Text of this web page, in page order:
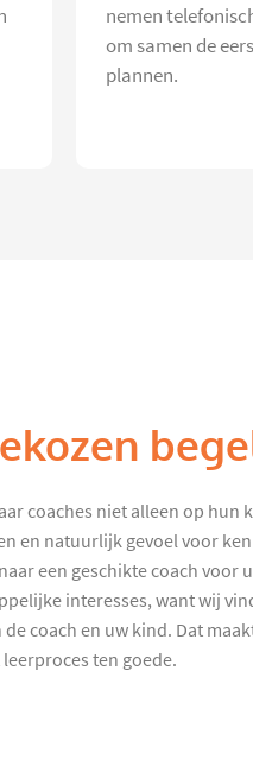
nemen
om samen de
plannen.
coaches niet alleen op hun
en natuurlijk gevoel voor
een geschikte coach voor
interesses, want wij
coach en uw kind. Dat
ten goede.